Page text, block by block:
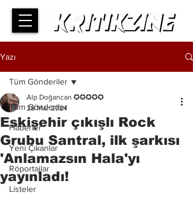
Yazı
Tüm Gönderiler
Haberler
Yeni Çıkanlar
Röportajlar
Listeler
Tüm Gönderiler
Eskişehir çıkışlı Rock
Grubu Santral, ilk şarkısı
'Anlamazsın Hala'yı
yayınladı!
Alp Doğancan ✪✪✪✪✪
28 Mar 2024